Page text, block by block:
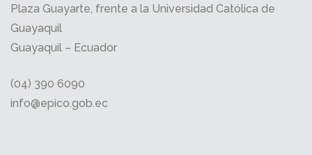
Plaza Guayarte, frente a la Universidad Católica de
Guayaquil
Guayaquil – Ecuador
(04) 390 6090
info@epico.gob.ec